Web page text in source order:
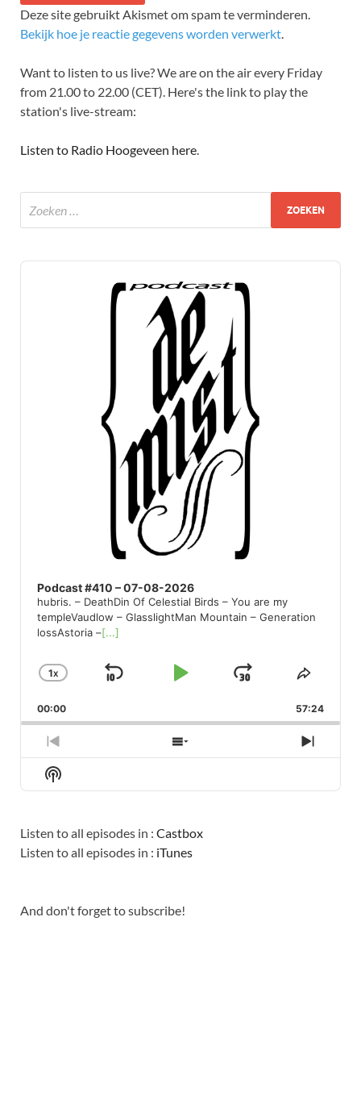
Deze site gebruikt Akismet om spam te verminderen.
Bekijk hoe je reactie gegevens worden verwerkt.
Want to listen to us live? We are on the air every Friday
from 21.00 to 22.00 (CET). Here's the link to play the
station's live-stream:
Listen to Radio Hoogeveen here.
Audio
Podcast #410 – 07-08-2026
hubris. – DeathDin Of Celestial Birds – You are my
templeVaudlow – GlasslightMan Mountain – Generation
lossAstoria –[...]
CHANGE
RATE
1X
SKIP
PLAYJUMP
FORWARD
SHARE
00:00 57:24
PREVIOUS
EPISODE
SHOW
EPISODES
NEXT
Show
Podcast
Listen to all episodes in : Castbox
Listen to all episodes in : iTunes
And don't forget to subscribe!